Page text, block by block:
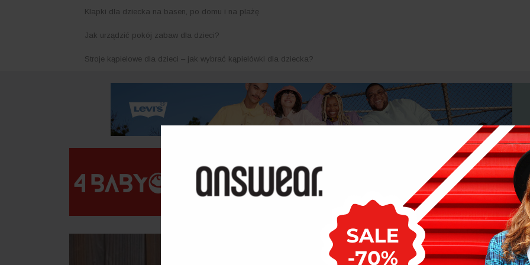
Klapki dla dziecka na basen, po domu i na plażę
Jak urządzić pokój zabaw dla dzieci?
Stroje kąpielowe dla dzieci – jak wybrać kąpielówki dla dziecka?
Jakie materiały ubrań dla dziecka sprawdzają się w okresie przejściowym?
Jak dopasować garderobę dziecka do zmiennych temperatur?
DOM MODA DZIECKO